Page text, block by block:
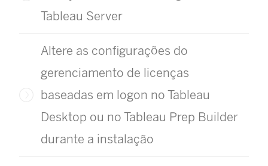
a
a
)
Tableau Server
Altere as configurações do
gerenciamento de licenças
baseadas em logon no Tableau
Desktop ou no Tableau Prep Builder
durante a instalação